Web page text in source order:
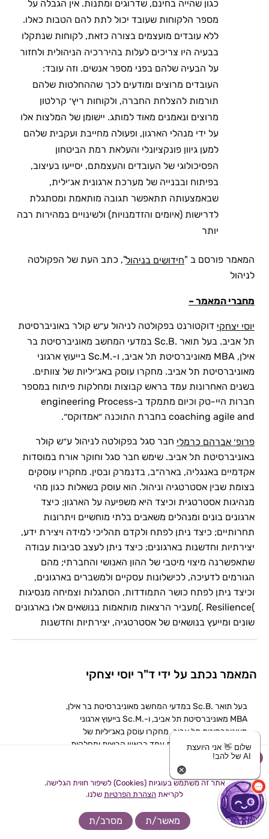
X
אתר זה משתמש בעוגיות (Cookies) לשיפור חווית הגלישה.
לקריאת הצהרת הפרטיות שלנו.
מאשר/ת מסרב/ת
כגון שהייה בחינם, שדרוגים ומתנות. אין הגבלה על
מספר הלקוחות שעובד יכול לתת להם הטבות כאלו.
ללא עובדים מועצמים בצורה כזאת, לקוחות שנתקלו
בבעיה היו צריכים לעלות בהיררכיה הניהולית ולחזור
על הבעיה שלהם בפני מספר אנשים. וזה עובד:
העובדים מרוצים ומודעים לכך שההחלטות שלהם
תורמות להצלחת החברה, ולקוחות ריץ׳ קרלטון
מרוצים ונאמנים מאוד למותג. יישומן של המלצות אלו
על ידי מנהלי הארגון, ופעולה מחייבת ועקבית שלהם
למען גיוון פונקציונלי והעלאת רמת הביטחון
הפסיכולוגי של העובדים והעצמתם, יסייעו בעיצוב,
בפיתוח ובבנייה של מערכת ארגונית אג׳ילית,
שבאמצעותה תתאפשר תגובה מותאמת ומסתגלת
לדרישות (איומים והזדמנויות) ולשינויים במהירות רבה
יותר
המאמר פורסם ב "חידושים בניהול", כתב העת של הפקולטה
לניהול
מחברי המאמר –
יוסי יצחקי דוקטורנט בפקולטה לניהול ע״ש קולר באוניברסיטת
תל אביב. בעל תואר .Sc.B במדעי המחשב מאוניברסיטת בר
אילן, MBA מאוניברסיטת תל אביב, ו-.Sc.M בייעוץ ארגוני
מאוניברסיטת תל אביב. מחקרו עוסק באג׳יליות של צוותים.
בשנים האחרונות עמד בראש קבוצות ומחלקות פיתוח במספר
חברות היי-טק וכיום מתמקד ב-engineering Process
coaching agile and בחברת התוכנה ״אמדוקס״.
פרופ׳ אברהם כרמלי חבר סגל בפקולטה לניהול ע״ש קולר
באוניברסיטת תל אביב. שימש חבר סגל וחוקר אורח במוסדות
אקדמיים באנגליה, בארה״ב, בדנמרק ובסין. מחקריו עוסקים
בצומת שבין אסטרטגיה וניהול. הוא עוסק בשאלות כגון מהי
מנהיגות אסטרטגית וכיצד היא משפיעה על הארגון; כיצד
ארגונים בונים ומנהלים משאבים בלתי מוחשיים ויתרונות
תחרותיים; כיצד ניתן לפתח ולקדם תהליכי למידה ויצירת ידע,
יצירתיות וחדשנות בארגונים; כיצד ניתן לעצב סביבות עבודה
שתאפשרנה מיצוי מיטבי של ההון האנושי והחברתי; מהם
הגורמים לדעיכה, לכישלונות עסקיים ולמשברים בארגונים,
וכיצד ניתן לפתח כושר התמודדות, הסתגלות וצמיחה מנסיגות
)Resilience .)מעביר הרצאות מותאמות בנושאים אלו בארגונים
שונים ומייעץ בנושאים של אסטרטגיה, יצירתיות וחדשנות
המאמר נכתב על ידי ד"ר יוסי יצחקי
בעל תואר .Sc.B במדעי המחשב מאוניברסיטת בר אילן,
MBA מאוניברסיטת תל אביב, ו-.Sc.M בייעוץ ארגוני
מאוניברסיטת תל אביב. מחקרו עוסק באג׳יליות של
צוותים. בשנים האחרונות עמד בראש קבוצות ומחלקות
פיתוח במספר חברות היי-טק וכיום מתמקד ב-
התוכנה ״אמדוקס״
שלום 👋 אני היועצת
AI של להב!